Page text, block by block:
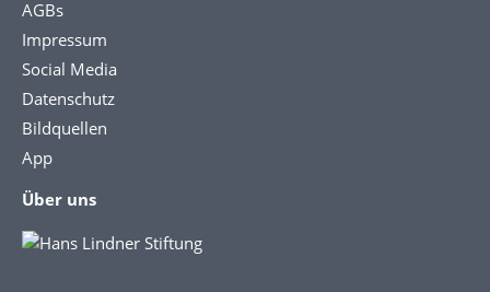
AGBs
Impressum
Social Media
Datenschutz
Bildquellen
App
Über uns